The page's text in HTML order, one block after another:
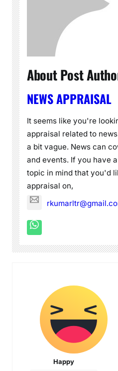
About Post
NEWS APPRAISAL
It seems like you're
appraisal related to
a bit vague. News can
and events. If you have
topic in mind that you'd
appraisal on,
Happy